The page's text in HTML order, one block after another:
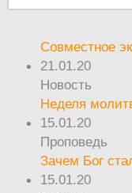
Совместное
21.01.20
Новость
Неделя
15.01.20
Проповедь
Зачем Бог
15.01.20